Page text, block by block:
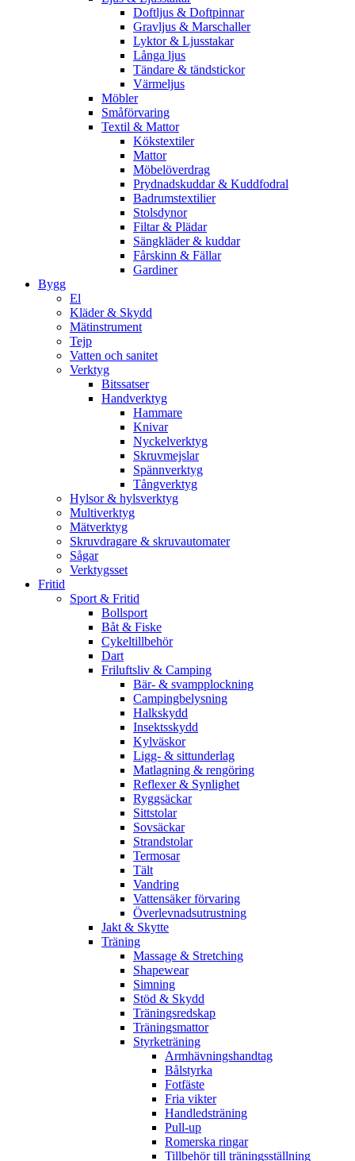
Doftljus & Doftpinnar
Gravljus & Marschaller
Lyktor & Ljusstakar
Långa ljus
Tändare & tändstickor
Värmeljus
Möbler
Småförvaring
Textil & Mattor
Kökstextiler
Mattor
Möbelöverdrag
Prydnadskuddar & Kuddfodral
Badrumstextilier
Stolsdynor
Filtar & Plädar
Sängkläder & kuddar
Fårskinn & Fällar
Gardiner
Bygg
El
Kläder & Skydd
Mätinstrument
Tejp
Vatten och sanitet
Verktyg
Bitssatser
Handverktyg
Hammare
Knivar
Nyckelverktyg
Skruvmejslar
Spännverktyg
Tångverktyg
Hylsor & hylsverktyg
Multiverktyg
Mätverktyg
Skruvdragare & skruvautomater
Sågar
Verktygsset
Fritid
Sport & Fritid
Bollsport
Båt & Fiske
Cykeltillbehör
Dart
Friluftsliv & Camping
Bär- & svampplockning
Campingbelysning
Halkskydd
Insektsskydd
Kylväskor
Ligg- & sittunderlag
Matlagning & rengöring
Reflexer & Synlighet
Ryggsäckar
Sittstolar
Sovsäckar
Strandstolar
Termosar
Tält
Vandring
Vattensäker förvaring
Överlevnadsutrustning
Jakt & Skytte
Träning
Massage & Stretching
Shapewear
Simning
Stöd & Skydd
Träningsredskap
Träningsmattor
Styrketräning
Armhävningshandtag
Bålstyrka
Fotfäste
Fria vikter
Handledsträning
Pull-up
Romerska ringar
Tillbehör till träningsställning